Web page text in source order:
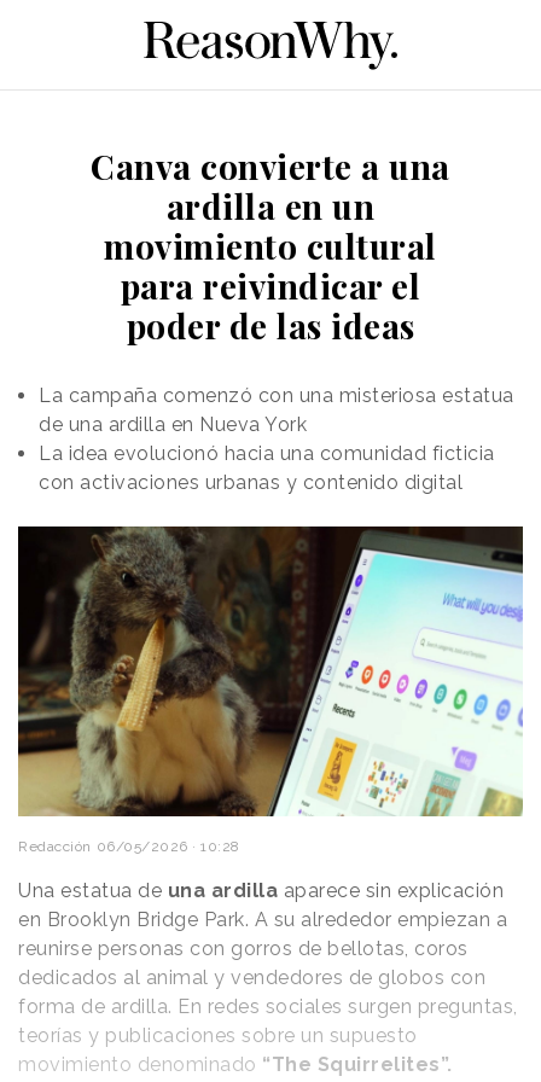
Canva convierte a una
ardilla en un
movimiento cultural
para reivindicar el
poder de las ideas
La campaña comenzó con una misteriosa estatua
de una ardilla en Nueva York
La idea evolucionó hacia una comunidad ficticia
con activaciones urbanas y contenido digital
Redacción 06/05/2026 · 10:28
Una estatua de una ardilla aparece sin explicación
en Brooklyn Bridge Park. A su alrededor empiezan a
reunirse personas con gorros de bellotas, coros
dedicados al animal y vendedores de globos con
forma de ardilla. En redes sociales surgen preguntas,
teorías y publicaciones sobre un supuesto
movimiento denominado “The Squirrelites”.